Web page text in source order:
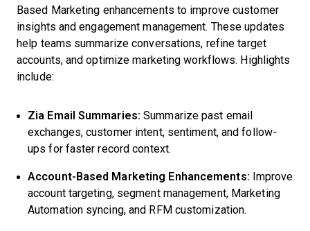
Based Marketing enhancements to improve customer
insights and engagement management. These updates
help teams summarize conversations, refine target
accounts, and optimize marketing workflows. Highlights
include:
Zia Email Summaries: Summarize past email
exchanges, customer intent, sentiment, and follow-
ups for faster record context.
Account-Based Marketing Enhancements: Improve
account targeting, segment management, Marketing
Automation syncing, and RFM customization.